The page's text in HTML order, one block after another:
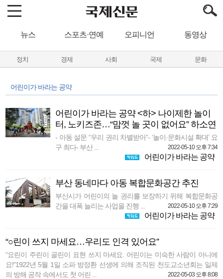
뉴스 스포츠·연예 오피니언 동영상
정치 경제 사회 국제 문화
어린이가 바라는 공약
어린이가 바라는 공약 <하> 나이제한 놀이
터, 노키즈존…“맘껏 놀 곳이 없어요” 하소연
- 아동 설문 “우리 권리 차별받아”- ‘놀이·문화시설 확대’ 요
구 최다- 부산 ...
2022-05-10 오후 7:34
어린이가 바라는 공약
부산 동네마다 아동 복합문화공간 추진
부산시가 어린이의 놀 권리를 보장하기 위해 복합문화공
간을 대폭 늘리는 사업을 진행 ...
2022-05-10 오후 7:29
어린이가 바라는 공약
“○린이 쓰지 마세요…우리도 인격 있어요”
“요린이 주린이 골린이 표현 쓰지 마세요. 어린이는 미숙한 사람이 아니에
요!”1922년 5월 1일 소파 방정환 선생에 의해 조직된 천도교소년회는 일제
의 방해 공작 속에서도 첫 어린 ...
2022-05-03 오후 8:08